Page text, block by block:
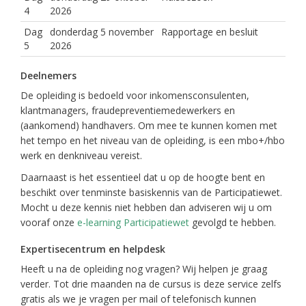
4
2026
Dag
5
donderdag 5 november
2026
Rapportage en besluit
Deelnemers
De opleiding is bedoeld voor inkomensconsulenten,
klantmanagers, fraudepreventiemedewerkers en
(aankomend) handhavers. Om mee te kunnen komen met
het tempo en het niveau van de opleiding, is een mbo+/hbo
werk en denkniveau vereist.
Daarnaast is het essentieel dat u op de hoogte bent en
beschikt over tenminste basiskennis van de Participatiewet.
Mocht u deze kennis niet hebben dan adviseren wij u om
vooraf onze e-learning Participatiewet gevolgd te hebben.
Expertisecentrum en helpdesk
Heeft u na de opleiding nog vragen? Wij helpen je graag
verder. Tot drie maanden na de cursus is deze service zelfs
gratis als we je vragen per mail of telefonisch kunnen